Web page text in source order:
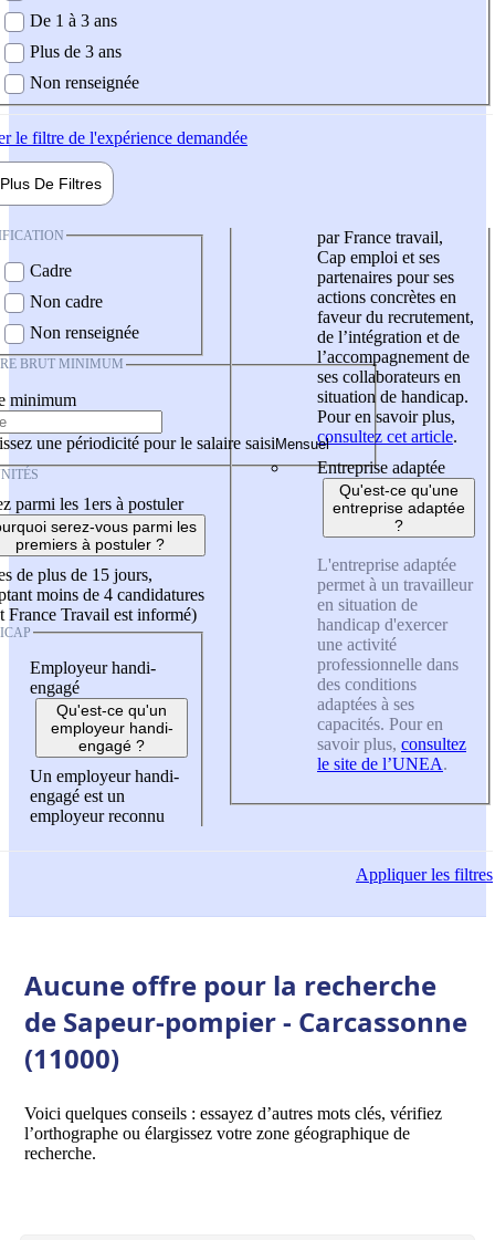
De 1 à 3 ans
Plus de 3 ans
Non renseignée
le filtre de l'expérience demandée
Plus De Filtres
Cadre
Non cadre
Non renseignée
BRUT MINIMUM
minimum
une périodicité pour le salaire saisi
parmi les 1ers à postuler
serez-vous parmi les
premiers à postuler ?
de plus de 15 jours,
moins de 4 candidatures
France Travail est informé)
Employeur handi-
engagé
Qu'est-ce qu'un
employeur handi-
engagé ?
Un employeur handi-
engagé est un
employeur reconnu
par France travail,
Cap emploi et ses
partenaires pour ses
actions concrètes en
faveur du recrutement,
de l’intégration et de
l’accompagnement de
ses collaborateurs en
situation de handicap.
Pour en savoir plus,
consultez cet article.
Entreprise adaptée
Qu'est-ce qu'une
entreprise adaptée
?
L'entreprise adaptée
permet à un travailleur
en situation de
handicap d'exercer
une activité
professionnelle dans
des conditions
adaptées à ses
capacités. Pour en
savoir plus, consultez
le site de l’UNEA.
Appliquerles filtres
Aucune offre pour la recherche
de Sapeur-pompier - Carcassonne
(11000)
Voici quelques conseils : essayez d’autres mots clés, vérifiez
l’orthographe ou élargissez votre zone géographique de
recherche.